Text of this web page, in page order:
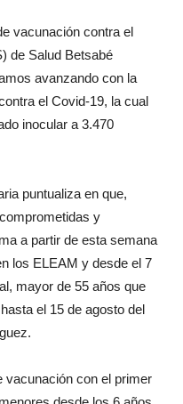
vacunación contra el
de Salud Betsabé
avanzando con la
el Covid-19, la cual
inocular a 3.470
puntualiza en que,
y
a partir de esta semana
los ELEAM y desde el 7
mayor de 55 años que
el 15 de agosto del
vacunación con el primer